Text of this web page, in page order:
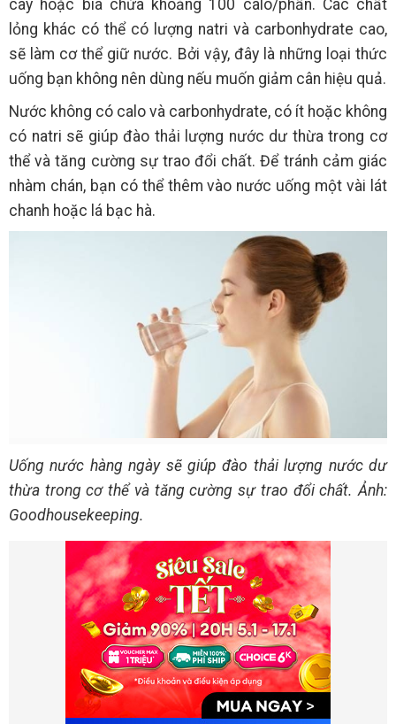
cây hoặc bia chứa khoảng 100 calo/phần. Các chất
lỏng khác có thể có lượng natri và carbonhydrate cao,
sẽ làm cơ thể giữ nước. Bởi vậy, đây là những loại thức
uống bạn không nên dùng nếu muốn giảm cân hiệu quả.
Nước không có calo và carbonhydrate, có ít hoặc không
có natri sẽ giúp đào thải lượng nước dư thừa trong cơ
thể và tăng cường sự trao đổi chất. Để tránh cảm giác
nhàm chán, bạn có thể thêm vào nước uống một vài lát
chanh hoặc lá bạc hà.
Uống nước hàng ngày sẽ giúp đào thải lượng nước dư
thừa trong cơ thể và tăng cường sự trao đổi chất. Ảnh:
Goodhousekeeping.